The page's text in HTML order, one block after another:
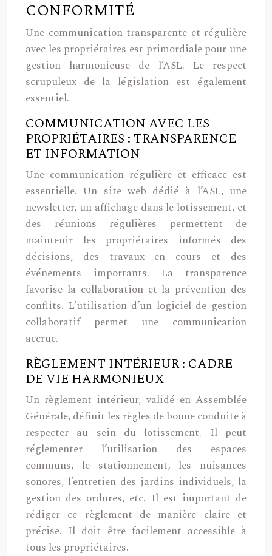
CONFORMITÉ
Une communication transparente et régulière
avec les propriétaires est primordiale pour une
gestion harmonieuse de l’ASL. Le respect
scrupuleux de la législation est également
essentiel.
COMMUNICATION AVEC LES
PROPRIÉTAIRES : TRANSPARENCE
ET INFORMATION
Une communication régulière et efficace est
essentielle. Un site web dédié à l’ASL, une
newsletter, un affichage dans le lotissement, et
des réunions régulières permettent de
maintenir les propriétaires informés des
décisions, des travaux en cours et des
événements importants. La transparence
favorise la collaboration et la prévention des
conflits. L’utilisation d’un logiciel de gestion
collaboratif permet une communication
accrue.
RÈGLEMENT INTÉRIEUR : CADRE
DE VIE HARMONIEUX
Un règlement intérieur, validé en Assemblée
Générale, définit les règles de bonne conduite à
respecter au sein du lotissement. Il peut
réglementer l’utilisation des espaces
communs, le stationnement, les nuisances
sonores, l’entretien des jardins individuels, la
gestion des ordures, etc. Il est important de
rédiger ce règlement de manière claire et
précise. Il doit être facilement accessible à
tous les propriétaires.